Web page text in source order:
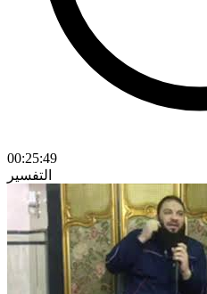
00:25:49
التفسير